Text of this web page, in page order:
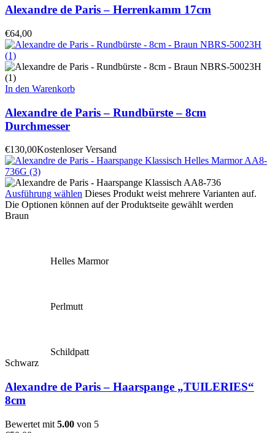
Alexandre de Paris – Herrenkamm 17cm
€64,00
In den Warenkorb
Alexandre de Paris – Rundbürste – 8cm
Durchmesser
€130,00Kostenloser Versand
Ausführung wählen Dieses Produkt weist mehrere Varianten auf.
Die Optionen können auf der Produktseite gewählt werden
Braun
Helles Marmor
Perlmutt
Schildpatt
Schwarz
Alexandre de Paris – Haarspange „TUILERIES“
8cm
Bewertet mit 5.00 von 5